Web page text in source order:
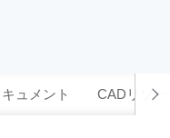
キュメント CADリソー